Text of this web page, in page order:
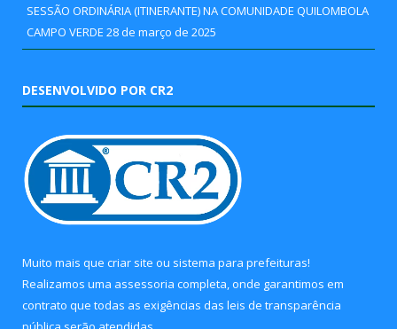
SESSÃO ORDINÁRIA (ITINERANTE) NA COMUNIDADE QUILOMBOLA
CAMPO VERDE 28 de março de 2025
DESENVOLVIDO POR CR2
Muito mais que criar site ou sistema para prefeituras!
Realizamos uma assessoria completa, onde garantimos em
contrato que todas as exigências das leis de transparência